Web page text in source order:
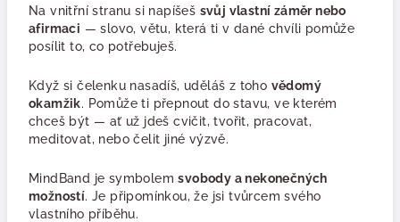
Na vnitřní stranu si napíšeš svůj vlastní záměr nebo
afirmaci — slovo, větu, která ti v dané chvíli pomůže
posílit to, co potřebuješ.
Když si čelenku nasadíš, uděláš z toho vědomý
okamžik. Pomůže ti přepnout do stavu, ve kterém
chceš být — ať už jdeš cvičit, tvořit, pracovat,
meditovat, nebo čelit jiné výzvě.
MindBand je symbolem svobody a nekonečných
možností. Je připomínkou, že jsi tvůrcem svého
vlastního příběhu.